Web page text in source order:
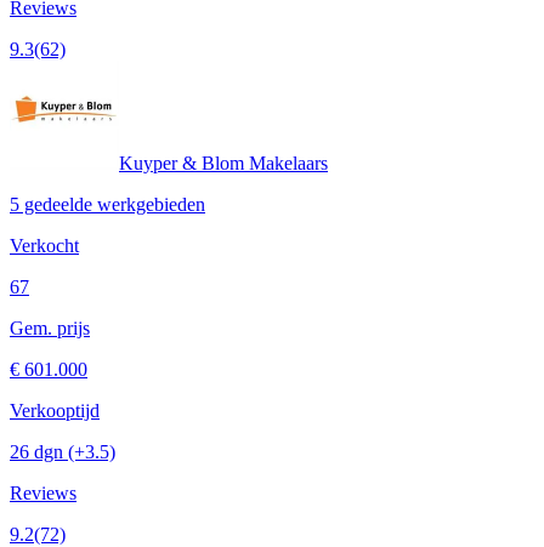
Reviews
9.3(62)
Kuyper & Blom Makelaars
5 gedeelde werkgebieden
Verkocht
67
Gem. prijs
€ 601.000
Verkooptijd
26 dgn (+3.5)
Reviews
9.2(72)